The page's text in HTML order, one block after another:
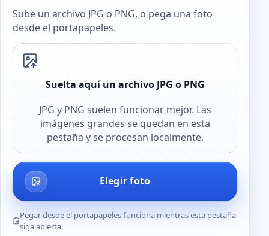
Sube un archivo JPG o PNG, o pega una foto
desde el portapapeles.
Suelta aquí un archivo JPG o PNG
JPG y PNG suelen funcionar mejor. Las
imágenes grandes se quedan en esta
pestaña y se procesan localmente.
Elegir foto
Pegar desde el portapapeles funciona mientras esta pestaña
siga abierta.